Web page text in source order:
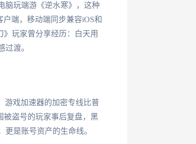
脑玩端游《逆水寒》，这种
户端，移动端同步兼容iOS和
玩家曾分享经历：白天用
过渡。
游戏加速器的加密专线比普
被盗号的玩家事后复盘，黑
是账号资产的生命线。